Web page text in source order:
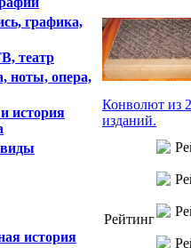
графика,
театр
ноты, опера,
история
виды
история
Конволют из
изданий.
Рейтинг